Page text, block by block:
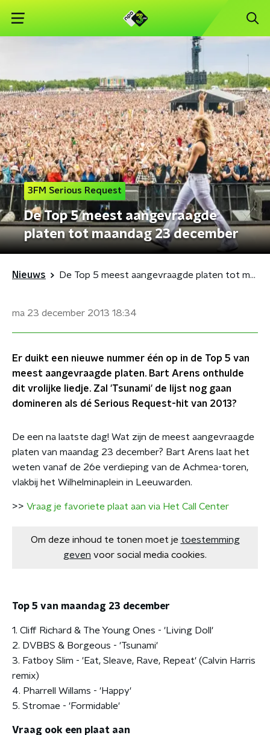
3FM Serious Request
De Top 5 meest aangevraagde
platen tot maandag 23 december
Nieuws De Top 5 meest aangevraagde platen tot maandag 23 december
ma 23 december 2013 18:34
Er duikt een nieuwe nummer één op in de Top 5 van
meest aangevraagde platen. Bart Arens onthulde
dit vrolijke liedje. Zal 'Tsunami' de lijst nog gaan
domineren als dé Serious Request-hit van 2013?
De een na laatste dag! Wat zijn de meest aangevraagde
platen van maandag 23 december? Bart Arens laat het
weten vanaf de 26e verdieping van de Achmea-toren,
vlakbij het Wilhelminaplein in Leeuwarden.
>> Vraag je favoriete plaat aan via Het Call Center
Om deze inhoud te tonen moet je toestemming
geven voor social media cookies.
Top 5 van maandag 23 december
1. Cliff Richard & The Young Ones - 'Living Doll'
2. DVBBS & Borgeous - 'Tsunami'
3. Fatboy Slim - 'Eat, Sleave, Rave, Repeat' (Calvin Harris
remix)
4. Pharrell Willams - 'Happy'
5. Stromae - 'Formidable'
Vraag ook een plaat aan